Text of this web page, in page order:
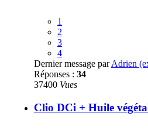
1
2
3
4
Dernier message parAdrien
Réponses : 34
37400 Vues
Clio DCi + Huile